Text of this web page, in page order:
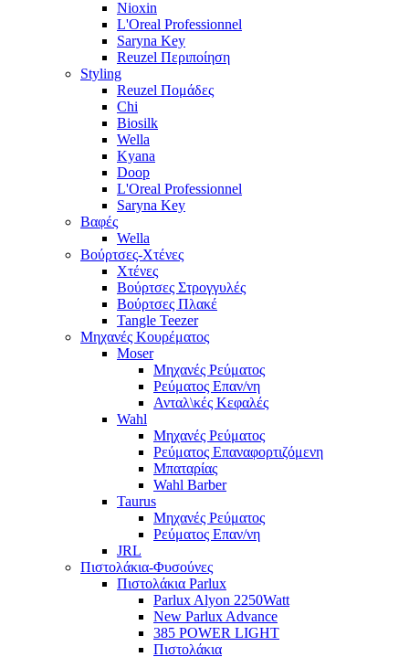
Nioxin
L'Oreal Professionnel
Saryna Key
Reuzel Περιποίηση
Styling
Reuzel Πομάδες
Chi
Biosilk
Wella
Kyana
Doop
L'Oreal Professionnel
Saryna Key
Βαφές
Wella
Βούρτσες-Χτένες
Χτένες
Βούρτσες Στρογγυλές
Βούρτσες Πλακέ
Tangle Teezer
Μηχανές Κουρέματος
Moser
Μηχανές Ρεύματος
Ρεύματος Επαν/νη
Ανταλ\κές Κεφαλές
Wahl
Μηχανές Ρεύματος
Ρεύματος Επαναφορτιζόμενη
Μπαταρίας
Wahl Barber
Taurus
Μηχανές Ρεύματος
Ρεύματος Επαν/νη
JRL
Πιστολάκια-Φυσούνες
Πιστολάκια Parlux
Parlux Alyon 2250Watt
New Parlux Advance
385 POWER LIGHT
Πιστολάκια